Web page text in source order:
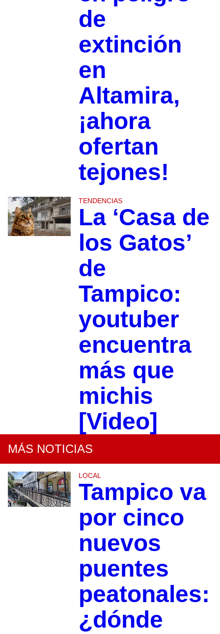
de
extinción
en
Altamira,
¡ahora
ofertan
tejones!
TENDENCIAS
La ‘Casa de
los Gatos’
de
Tampico:
youtuber
encuentra
más que
michis
[Video]
MÁS NOTICIAS
LOCAL
Tampico va
por cinco
nuevos
puentes
peatonales:
¿dónde